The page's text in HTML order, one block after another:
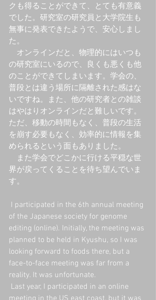
クも得ることができて、とても有意義
でした。研究室の研究員と大学院生も
無事に発表できたようで、安心しまし
た。
オンラインだと、物理的にはいつも
の研究室にいるので、良くも悪くも他
のことができてしまいます。学会の、
普段とは違う場所に隔離された感はな
いですね。また、他の研究者との雑談
はやはりオンラインだと難しいです。
ただ、移動の時間もなく、普段の生活
を崩す必要もなく、効率的に情報を集
められるという面もありました。
また学会でどこかに行ける平穏な世
界が戻ってくることを待ち望んでいま
す。
of the Japanese society for genome
editing (online). Initially, the meeting was
planned to be held in Kyushu, so I was
looking forward to foods there, but a
face-to-face meeting was far from a
reality. It was unfortunate.